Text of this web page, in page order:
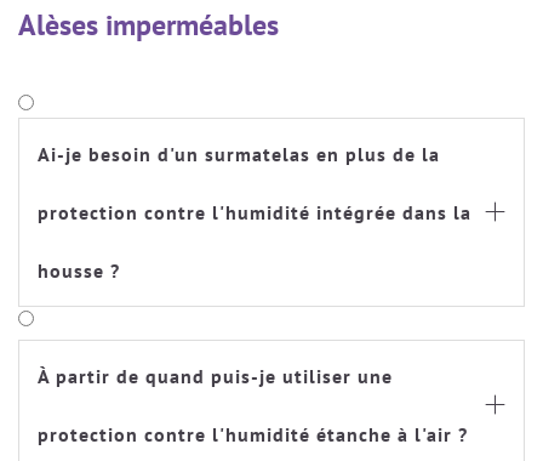
Alèses imperméables
Ai-je besoin d'un surmatelas en plus de la
protection contre l'humidité intégrée dans la
housse ?

À partir de quand puis-je utiliser une
protection contre l'humidité étanche à l'air ?
